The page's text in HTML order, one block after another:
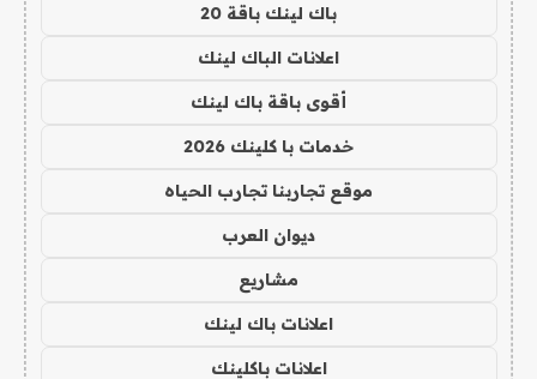
باك لينك باقة 20
اعلانات الباك لينك
أقوى باقة باك لينك
خدمات با كلينك 2026
موقع تجاربنا تجارب الحياه
ديوان العرب
مشاريع
اعلانات باك لينك
اعلانات باكلينك